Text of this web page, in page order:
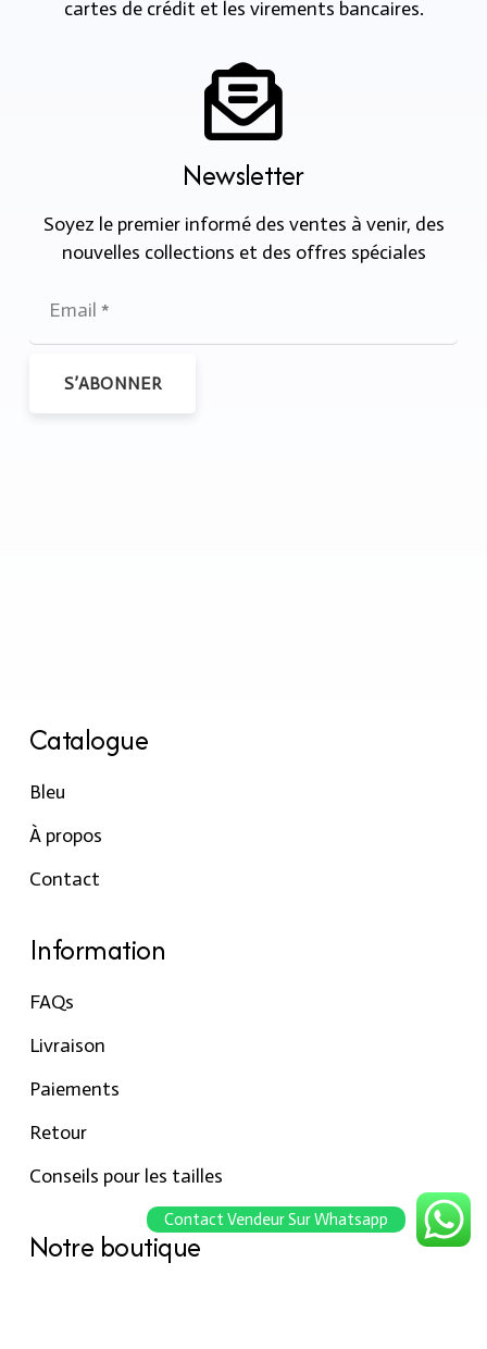
cartes de crédit et les virements bancaires.
Newsletter
Soyez le premier informé des ventes à venir, des
nouvelles collections et des offres spéciales
S’ABONNER
Catalogue
Bleu
À propos
Contact
Information
FAQs
Livraison
Paiements
Retour
Conseils pour les tailles
Notre boutique
Contact Vendeur Sur Whatsapp